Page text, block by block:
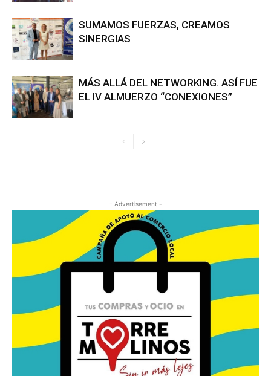
SUMAMOS FUERZAS, CREAMOS
SINERGIAS
MÁS ALLÁ DEL NETWORKING. ASÍ FUE
EL IV ALMUERZO “CONEXIONES”
- Advertisement -